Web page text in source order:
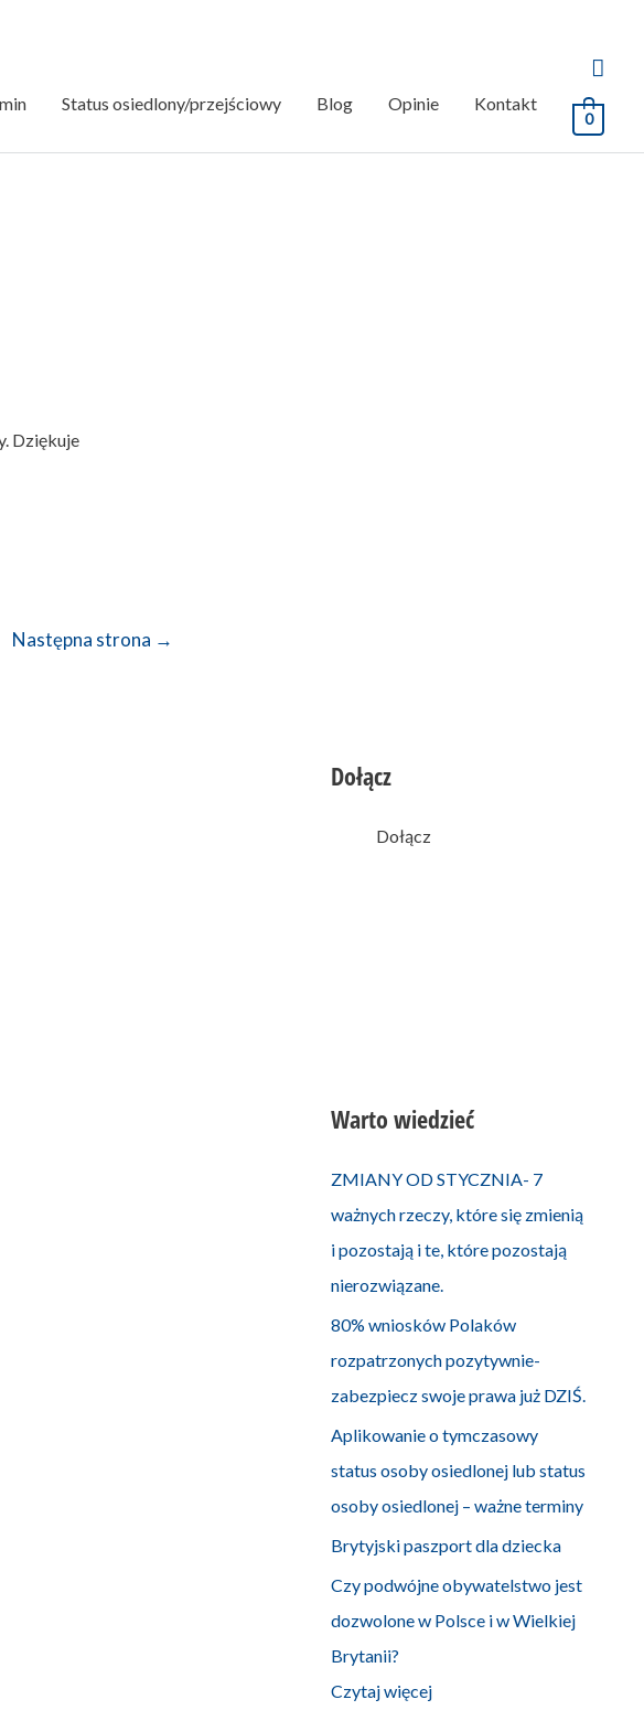
Status osiedlony/przejściowy Blog Opinie Kontakt
0
Dziękuje
Następna strona →
Dołącz
Dołącz
Warto wiedzieć
ZMIANY OD STYCZNIA- 7
ważnych rzeczy, które się zmienią
i pozostają i te, które pozostają
nierozwiązane.
80% wniosków Polaków
rozpatrzonych pozytywnie-
zabezpiecz swoje prawa już DZIŚ.
Aplikowanie o tymczasowy
status osoby osiedlonej lub status
osoby osiedlonej – ważne terminy
Brytyjski paszport dla dziecka
Czy podwójne obywatelstwo jest
dozwolone w Polsce i w Wielkiej
Brytanii?
Czytaj więcej